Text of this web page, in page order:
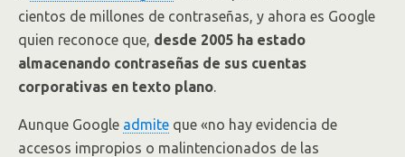
cientos de millones de contraseñas, y ahora es Google
quien reconoce que, desde 2005 ha estado
almacenando contraseñas de sus cuentas
corporativas en texto plano.
Aunque Google admite que «no hay evidencia de
accesos impropios o malintencionados de las